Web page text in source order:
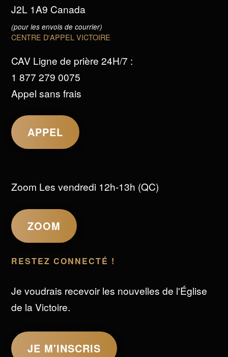
J2L 1A9 Canada
(pour les envois de courrier)
CENTRE D'APPEL VICTOIRE
CAV Ligne de prière 24H/7 :
1 877 279 0075
Appel sans frais
APPEL
Zoom Les vendredi 12h-13h (QC)
ZOOM
RESTEZ CONNECTÉ !
Je voudrais recevoir les nouvelles de l'Église
de la Victoire.
JE M'INSCRIS